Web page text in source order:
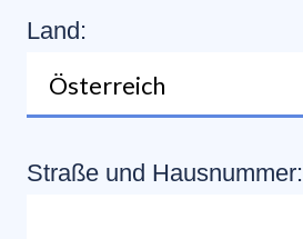
Land:
Straße und Hausnummer: